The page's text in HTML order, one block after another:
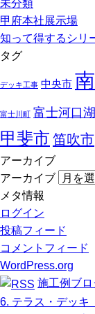
未分類
甲府本社展示場
知って得するシリ
タグ
デッキ工事 中央市
富士川町 富士河口湖
甲斐市 笛吹市
アーカイブ
アーカイブ
メタ情報
ログイン
投稿フィード
コメントフィード
WordPress.org
施工例ブロ
6. テラス・デッ